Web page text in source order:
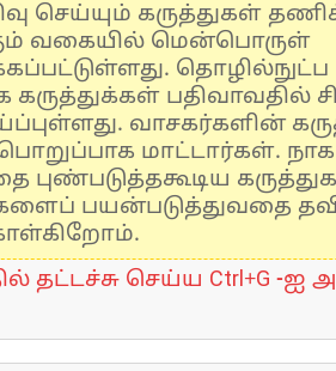
செய்யும் கருத்துகள்
வகையில் மென்பொருள்
பதிவாவதில்
வாசகர்களின்
மாட்டார்கள்.
புண்படுத்தகூடிய
பயன்படுத்துவதை
தட்டச்சு செய்ய Ctrl+G -ஐ